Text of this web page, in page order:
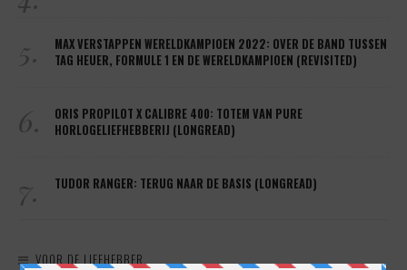
5.
MAX VERSTAPPEN WERELDKAMPIOEN 2022: OVER DE BAND TUSSEN
TAG HEUER, FORMULE 1 EN DE WERELDKAMPIOEN (REVISITED)
6.
ORIS PROPILOT X CALIBRE 400: TOTEM VAN PURE
HORLOGELIEFHEBBERIJ (LONGREAD)
7. TUDOR RANGER: TERUG NAAR DE BASIS (LONGREAD)
VOOR DE LIEFHEBBER